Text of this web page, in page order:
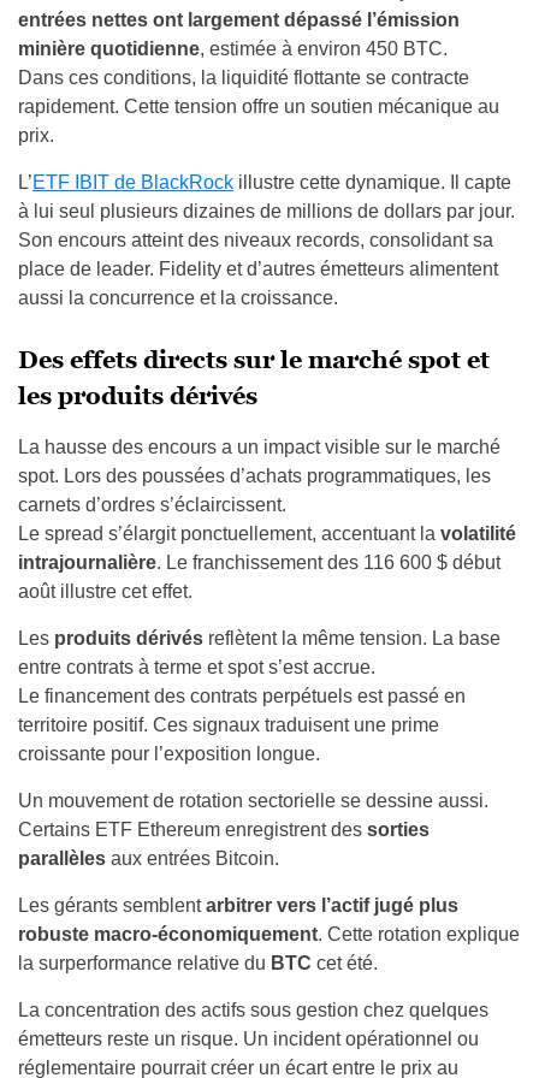
entrées nettes ont largement dépassé l’émission
minière quotidienne, estimée à environ 450 BTC.
Dans ces conditions, la liquidité flottante se contracte
rapidement. Cette tension offre un soutien mécanique au
prix.
L’ETF IBIT de BlackRock illustre cette dynamique. Il capte
à lui seul plusieurs dizaines de millions de dollars par jour.
Son encours atteint des niveaux records, consolidant sa
place de leader. Fidelity et d’autres émetteurs alimentent
aussi la concurrence et la croissance.
Des effets directs sur le marché spot et
les produits dérivés
La hausse des encours a un impact visible sur le marché
spot. Lors des poussées d’achats programmatiques, les
carnets d’ordres s’éclaircissent.
Le spread s’élargit ponctuellement, accentuant la volatilité
intrajournalière. Le franchissement des 116 600 $ début
août illustre cet effet.
Les produits dérivés reflètent la même tension. La base
entre contrats à terme et spot s’est accrue.
Le financement des contrats perpétuels est passé en
territoire positif. Ces signaux traduisent une prime
croissante pour l’exposition longue.
Un mouvement de rotation sectorielle se dessine aussi.
Certains ETF Ethereum enregistrent des sorties
parallèles aux entrées Bitcoin.
Les gérants semblentarbitrer vers l’actif jugé plus
robuste macro-économiquement. Cette rotation explique
la surperformance relative du BTC cet été.
La concentration des actifs sous gestion chez quelques
émetteurs reste un risque. Un incident opérationnel ou
réglementaire pourrait créer un écart entre le prix au